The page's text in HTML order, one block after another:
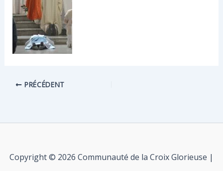
PRÉCÉDENT
Copyright © 2026 Communauté de la Croix Glorieuse |